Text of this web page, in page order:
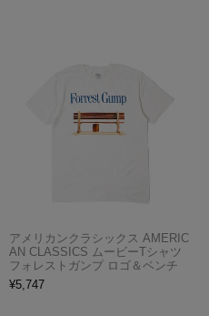
アメリカンクラシックス AMERIC
AN CLASSICS ムービーTシャツ
フォレストガンプ ロゴ＆ベンチ
¥5,747